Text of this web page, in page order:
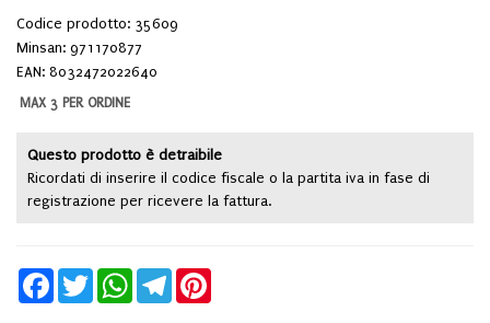
Codice prodotto: 35609
Minsan: 971170877
EAN: 8032472022640
MAX 3 PER ORDINE
Questo prodotto è detraibile
Ricordati di inserire il codice fiscale o la partita iva in fase di
registrazione per ricevere la fattura.
FacebookTwitter WhatsAppTelegram